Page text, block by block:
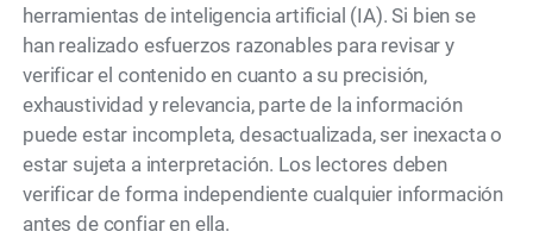
herramientas de inteligencia artificial (IA). Si bien se
han realizado esfuerzos razonables para revisar y
verificar el contenido en cuanto a su precisión,
exhaustividad y relevancia, parte de la información
puede estar incompleta, desactualizada, ser inexacta o
estar sujeta a interpretación. Los lectores deben
verificar de forma independiente cualquier información
antes de confiar en ella.